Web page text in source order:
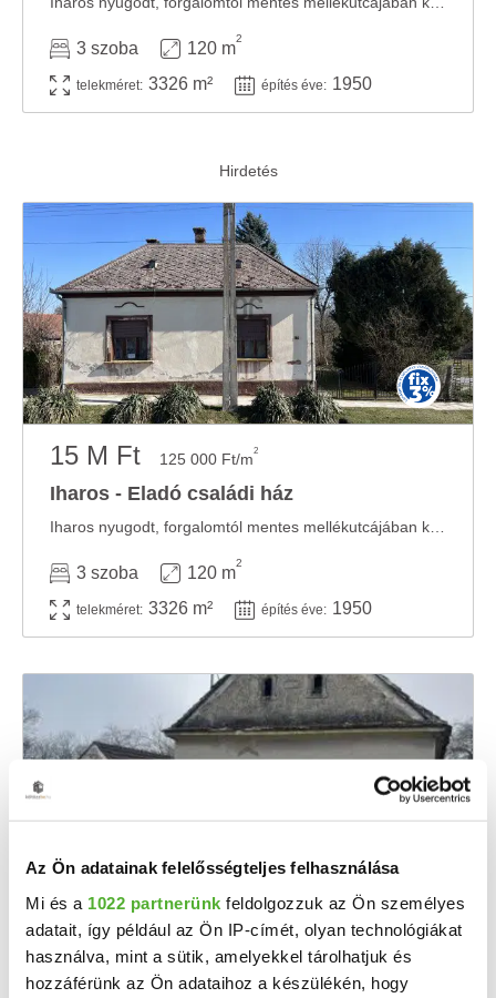
Az Ön adatainak felelősségteljes felhasználása
Mi és a 1022 partnerünk feldolgozzuk az Ön személyes
adatait, így például az Ön IP-címét, olyan technológiákat
használva, mint a sütik, amelyekkel tárolhatjuk és
hozzáférünk az Ön adataihoz a készülékén, hogy
3 szoba 120 m
2
telekméret: 3326 m² építés éve: 1950
15 M Ft 125 000 Ft/m2
Iharos - Eladó családi ház
3 szoba 120 m
2
telekméret: 3326 m² építés éve: 1950
8 M Ft 177 778 Ft/m2
Iharos - Eladó családi ház